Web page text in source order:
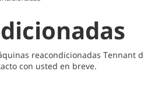
reacondicionadas
con usted en breve.